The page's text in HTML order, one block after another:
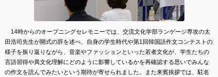
14時からのオープニングセレモニーでは、交流文化学部ランゲージ専攻の太
田浩司先生が開式の辞を述べ、自身の学生時代や第1回韓国語作文コンテストの
様子を振り返りながら、音楽やファッションといった若者文化が、学生たちの
言語習得や異文化理解にどのように影響しているかを再確認する思いでみんな
の作文を読んでみたいという期待が寄せられました。また来賓挨拶では、駐名